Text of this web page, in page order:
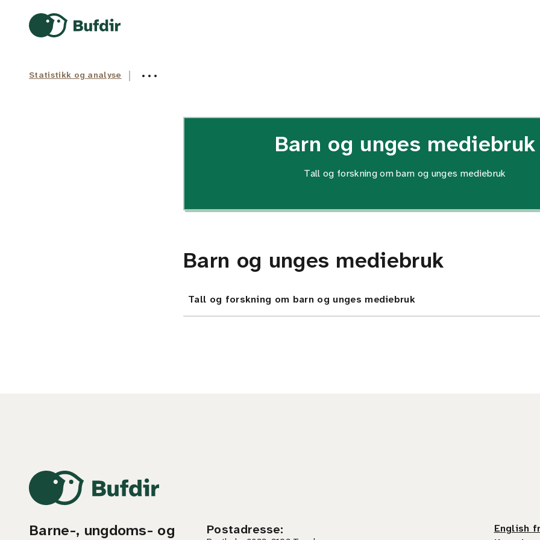
Gå til fremsiden
Statistikk og analyse
Barn og unges mediebruk
Tall og forskning om barn og unges mediebruk
Barn og unges mediebruk
Tall og forskning om barn og unges mediebruk
Barne-, ungdoms- og Postadresse:
English